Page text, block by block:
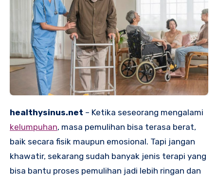
healthysinus.net – Ketika seseorang mengalami
kelumpuhan, masa pemulihan bisa terasa berat,
baik secara fisik maupun emosional. Tapi jangan
khawatir, sekarang sudah banyak jenis terapi yang
bisa bantu proses pemulihan jadi lebih ringan dan